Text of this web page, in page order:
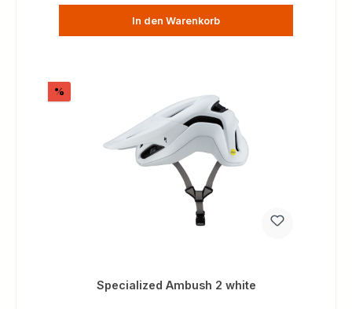
In den Warenkorb
%
Specialized Ambush 2 white